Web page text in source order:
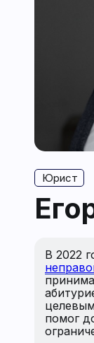
Юрист
В 2022
помог